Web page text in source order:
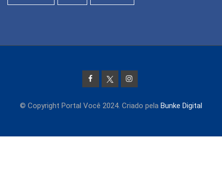
© Copyright Portal Você 2024. Criado pela Bunke Digital